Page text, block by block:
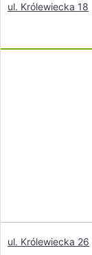
ul. Królewiecka 18
ul. Królewiecka 26